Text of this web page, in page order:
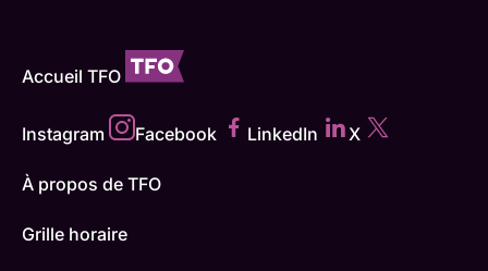
Accueil TFO
Instagram Facebook LinkedIn X
À propos de TFO
Grille horaire